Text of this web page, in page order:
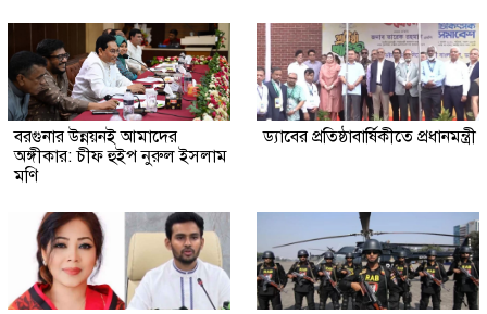
বরগুনার উন্নয়নই আমাদের
অঙ্গীকার: চীফ হুইপ নুরুল ইসলাম
মণি
ড্যাবের প্রতিষ্ঠাবার্ষিকীতে প্রধানমন্ত্রী